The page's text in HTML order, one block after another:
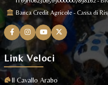
Banca Credit Agricole - Cassa di
Link Veloci
Il Cavallo Arabo